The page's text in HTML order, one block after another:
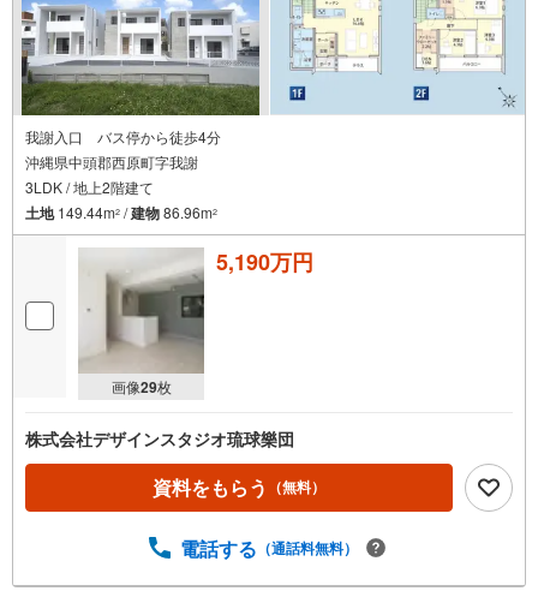
我謝入口 バス停から徒歩4分
沖縄県中頭郡西原町字我謝
3LDK / 地上2階建て
土地149.44m2 /建物86.96m2
画像29枚
5,190万円
株式会社デザインスタジオ琉球樂団
資料をもらう （無料）
電話する （通話料無料）